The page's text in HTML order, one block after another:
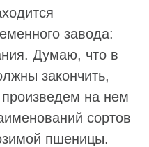
завода:
Думаю, что в
закончить,
на нем
сортов
пшеницы.